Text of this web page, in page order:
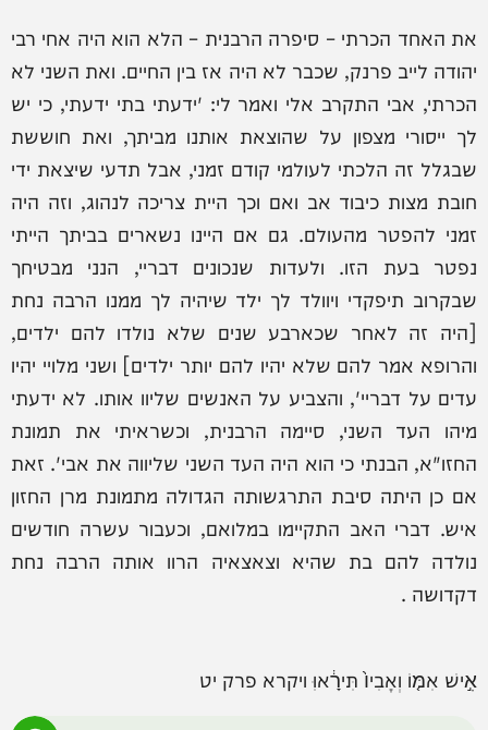
את האחד הכרתי – סיפרה הרבנית – הלא הוא היה אחי רבי
יהודה לייב פרנק, שכבר לא היה אז בין החיים. ואת השני לא
הכרתי, אבי התקרב אלי ואמר לי: 'ידעתי בתי ידעתי, כי יש
לך ייסורי מצפון על שהוצאת אותנו מביתך, ואת חוששת
שבגלל זה הלכתי לעולמי קודם זמני, אבל תדעי שיצאת ידי
חובת מצות כיבוד אב ואם וכך היית צריכה לנהוג, וזה היה
זמני להפטר מהעולם. גם אם היינו נשארים בביתך הייתי
נפטר בעת הזו. ולעדות שנכונים דבריי, הנני מבטיחך
שבקרוב תיפקדי ויוולד לך ילד שיהיה לך ממנו הרבה נחת
[היה זה לאחר שכארבע שנים שלא נולדו להם ילדים,
והרופא אמר להם שלא יהיו להם יותר ילדים] ושני מלויי יהיו
עדים על דבריי', והצביע על האנשים שליוו אותו. לא ידעתי
מיהו העד השני, סיימה הרבנית, וכשראיתי את תמונת
החזו"א, הבנתי כי הוא היה העד השני שליווה את אבי'. זאת
אם כן היתה סיבת התרגשותה הגדולה מתמונת מרן החזון
איש. דברי האב התקיימו במלואם, וכעבור עשרה חודשים
נולדה להם בת שהיא וצאצאיה הרוו אותה הרבה נחת
דקדושה .
אִ֣ישׁ אִמּ֤וֹ וְאָבִיו֙ תִּירָ֔אוִּ ויקרא פרק יט